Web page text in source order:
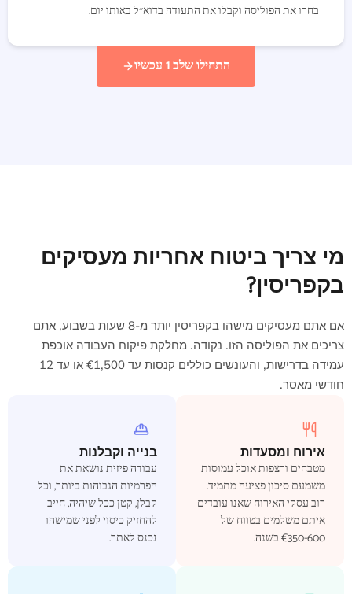
בחרו את הפוליסה וקבלו את התעודה בדוא״ל באותו יום.
התחילו שלב 1 עכשיו
מי צריך ביטוח אחריות מעסיקים
בקפריסין?
אם אתם מעסיקים מישהו בקפריסין יותר מ-8 שעות בשבוע, אתם
צריכים את הפוליסה הזו. נקודה. מחלקת פיקוח העבודה אוכפת
עמידה בדרישות, והעונשים כוללים קנסות עד ‎€1,500‎ או עד 12
חודשי מאסר.
אירוח ומסעדות
מטבחים ורצפות אוכל עמוסות
משמעם סיכון פציעה מתמיד.
רוב עסקי האירוח שאנו עובדים
איתם משלמים בטווח של
‎€350‎-600 בשנה.
בנייה וקבלנות
עבודה פיזית נושאת את
הפרמיות הגבוהות ביותר, וכל
קבלן, קטן ככל שיהיה, חייב
להחזיק כיסוי לפני שמישהו
נכנס לאתר.